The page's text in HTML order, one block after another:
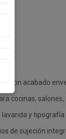
con acabado
cocinas,
y
de sujeción